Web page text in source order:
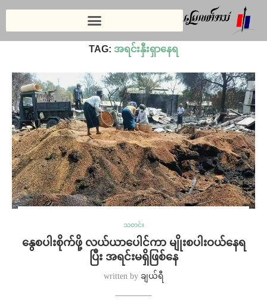
အရင်းနှီးရှာနေရ
TAG: အရင်းနှီးရှာနေရ
သတင်း
နွေစပါးစိုက်ဖို့ လယ်ယာပေါင်ကာ မျိုးစပါးဝယ်နေရ
ပြီး အရင်းမရှိဖြစ်နေ
written by ချယ်ရီ